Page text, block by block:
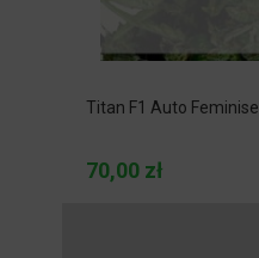
Titan F1 Auto Feminise
70,00 zł